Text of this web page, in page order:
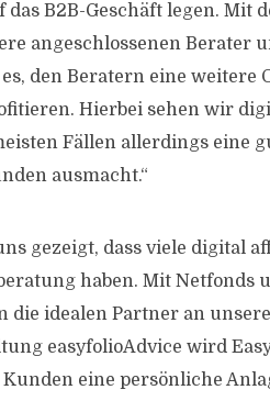
B2B-Geschäft legen. Mit
angeschlossenen Berater
den Beratern eine weitere
Hierbei sehen wir
Fällen allerdings eine
ausmacht.“
gezeigt, dass viele digital
haben. Mit Netfonds
idealen Partner an
easyfolioAdvice wird
eine persönliche